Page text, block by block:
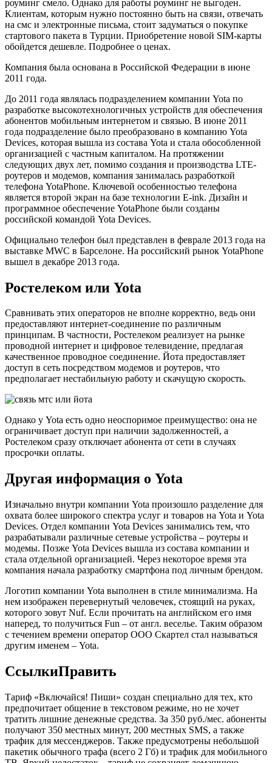
роуминг смело. Однако для работы роуминг не выгоден.
Клиентам, которым нужно постоянно быть на связи, отвечать
на смс и электронные письма, стоит задуматься о покупке
стартового пакета в Турции. Приобретение новой SIM-карты
обойдется дешевле. Подробнее о ценах.
Компания была основана в Российской Федерации в июне
2011 года.
До 2011 года являлась подразделением компании Yota по
разработке высокотехнологичных устройств для обеспечения
абонентов мобильным интернетом и связью. В июне 2011
года подразделение было преобразовано в компанию Yota
Devices, которая вышла из состава Yota и стала обособленной
организацией с частным капиталом. На протяжении
следующих двух лет, помимо создания и производства LTE-
роутеров и модемов, компания занималась разработкой
телефона YotaPhone. Ключевой особенностью телефона
является второй экран на базе технологии E-ink. Дизайн и
программное обеспечение YotaPhone были созданы
российской командой Yota Devices.
Официально телефон был представлен в феврале 2013 года на
выставке MWC в Барселоне. На российский рынок YotaPhone
вышел в декабре 2013 года.
Ростелеком или Yota
Сравнивать этих операторов не вполне корректно, ведь они
предоставляют интернет-соединение по различным
принципам. В частности, Ростелеком реализует на рынке
проводной интернет и цифровое телевидение, предлагая
качественное проводное соединение. Йота предоставляет
доступ в сеть посредством модемов и роутеров, что
предполагает нестабильную работу и скачущую скорость.
Однако у Yota есть одно неоспоримое преимущество: она не
ограничивает доступ при наличии задолженностей, а
Ростелеком сразу отключает абонента от сети в случаях
просрочки оплаты.
Другая информация о Yota
Изначально внутри компании Yota произошло разделение для
охвата более широкого спектра услуг и товаров на Yota и Yota
Devices. Отдел компании Yota Devices занимались тем, что
разрабатывали различные сетевые устройства – роутеры и
модемы. Позже Yota Devices вышла из состава компании и
стала отдельной организацией. Через некоторое время эта
компания начала разработку смартфона под личным брендом.
Логотип компании Yota выполнен в стиле минимализма. На
нем изображен перевернутый человечек, стоящий на руках,
которого зовут Nuf. Если прочитать на английском его имя
наперед, то получиться Fun – от англ. веселье. Таким образом
с течением времени оператор ООО Скартел стал называться
другим именем – Yota.
СсылкиПравить
Тариф «Включайся! Пиши» создан специально для тех, кто
предпочитает общение в текстовом режиме, но не хочет
тратить лишние денежные средства. За 350 руб./мес. абоненты
получают 350 местных минут, 200 местных SMS, а также
трафик для мессенджеров. Также предусмотрены небольшой
пакетик обычного трафа (всего 2 Гб) и трафик для мобильного